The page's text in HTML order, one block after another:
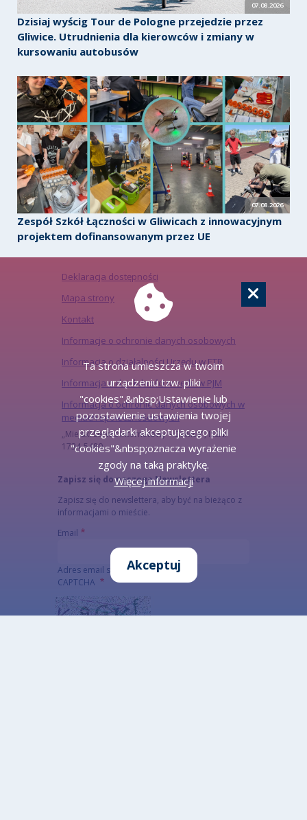
07.08.2026
Dzisiaj wyścig Tour de Pologne przejedzie przez
Gliwice. Utrudnienia dla kierowców i zmiany w
kursowaniu autobusów
07.08.2026
Zespół Szkół Łączności w Gliwicach z innowacyjnym
projektem dofinansowanym przez UE
Deklaracja dostępności
Mapa strony
Kontakt
Informacje o ochronie danych osobowych
Informacja o działalności Urzędu w ETR
Informacja o działalności urzędu w PJM
Informacja o ochronie danych osobowych w
mediach społecznościowych
„Miejski Serwis Internetowy – Gliwice”, ISSN:
1734-5480
Zapisz się do naszego Newslettera
Zapisz się do newslettera, aby być na bieżąco z
informacjami o mieście.
Email
Adres email subskrybenta
CAPTCHA
Ta strona umieszcza w twoim
urządzeniu tzw. pliki
"cookies".&nbsp;Ustawienie lub
pozostawienie ustawienia twojej
przeglądarki akceptującego pliki
"cookies"&nbsp;oznacza wyrażenie
zgody na taką praktykę.
Więcej informacji
Akceptuj